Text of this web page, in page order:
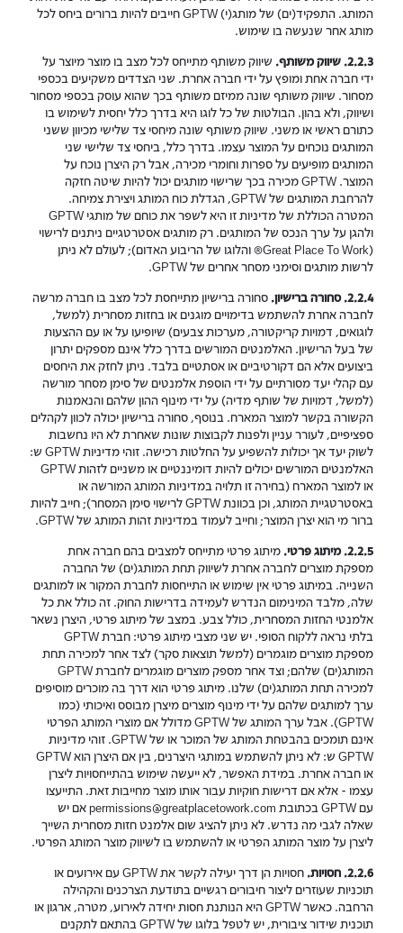
המותג. התפקיד(ים) של מותג(י) GPTW חייבים להיות ברורים ביחס לכל
מותג אחר שנעשה בו שימוש.
2.2.3. שיווק משותף.
שיווק משותף מתייחס לכל מצב בו מוצר מיוצר על
ידי חברה אחת ומופץ על ידי חברה אחרת. שני הצדדים משקיעים בכספי
מסחור. שיווק משותף שונה ממיזם משותף בכך שהוא עוסק בכספי מסחור
ושיווק, ולא בהון. הבולטות של כל לוגו היא בדרך כלל יחסית לשימוש בו
כתורם ראשי או משני. שיווק משותף שונה מיחסי צד שלישי מכיוון ששני
המותגים נוכחים על המוצר עצמו. בדרך כלל, ביחסי צד שלישי שני
המותגים מופיעים על ספרות וחומרי מכירה, אבל רק היצרן נוכח על
המוצר. GPTW מכירה בכך שרישוי מותגים יכול להיות שיטה חזקה
להרחבת המותגים של GPTW, הגדלת כוח המותג ויצירת צמיחה.
המטרה הכוללת של מדיניות זו היא לשפר את כוחם של מותגי GPTW
ולהגן על ערך הנכס של המותגים. רק מותגים אסטרטגיים ניתנים לרישוי
(Great Place To Work® והלוגו של הריבוע האדום); לעולם לא ניתן
לרשות מותגים וסימני מסחר אחרים של GPTW.
2.2.4. סחורה ברישיון.
סחורה ברישיון מתייחסת לכל מצב בו חברה מרשה
לחברה אחרת להשתמש בדימויים מוגנים או בחזות מסחרית (למשל,
לוגואים, דמויות קריקטורה, מערכות צבעים) שיופיעו על או עם ההצעות
של בעל הרישיון. האלמנטים המורשים בדרך כלל אינם מספקים יתרון
ביצועים אלא הם דקורטיביים או אסתטיים בלבד. ניתן לחזק את היחסים
עם קהלי יעד מסורתיים על ידי הוספת אלמנטים של סימן מסחר מורשה
(למשל, דמויות של שותף מדיה) על ידי מינוף ההון שלהם והנאמנות
הקשורה בקשר למוצר המארח. בנוסף, סחורה ברישיון יכולה לכוון לקהלים
ספציפיים, לעורר עניין ולפנות לקבוצות שונות שאחרת לא היו נחשבות
לשוק יעד אך יכולות להשפיע על החלטות רכישה. זוהי מדיניות GPTW ש:
האלמנטים המורשים יכולים להיות דומיננטיים או משניים לזהות GPTW
או למוצר המארח (בחירה זו תלויה במדיניות המותג המורשה או
באסטרטגיית המותג, וכן בכוונת GPTW לרישוי סימן המסחר); חייב להיות
ברור מי הוא יצרן המוצר; וחייב לעמוד במדיניות זהות המותג של GPTW.
2.2.5. מיתוג פרטי.
מיתוג פרטי מתייחס למצבים בהם חברה אחת
מספקת מוצרים לחברה אחרת לשיווק תחת המותג(ים) של החברה
השנייה. במיתוג פרטי אין שימוש או התייחסות לחברת המקור או למותגים
שלה, מלבד המינימום הנדרש לעמידה בדרישות החוק. זה כולל את כל
אלמנטי החזות המסחרית, כולל צבע. במצב של מיתוג פרטי, היצרן נשאר
בלתי נראה ללקוח הסופי. יש שני מצבי מיתוג פרטי: חברת GPTW
מספקת מוצרים מוגמרים (למשל תוצאות סקר) לצד אחר למכירה תחת
המותג(ים) שלהם; וצד אחר מספק מוצרים מוגמרים לחברת GPTW
למכירה תחת המותג(ים) שלנו. מיתוג פרטי הוא דרך בה מוכרים מוסיפים
ערך למותגים שלהם על ידי מינוף מוצרים מיצרן מבוסס ואיכותי (כמו
GPTW). אבל ערך המותג של GPTW מדולל אם מוצרי המותג הפרטי
אינם תומכים בהבטחת המותג של המוכר או של GPTW. זוהי מדיניות
GPTW ש: לא ניתן להשתמש במותגי היצרנים, בין אם היצרן הוא GPTW
או חברה אחרת. במידת האפשר, לא ייעשה שימוש בהתייחסויות ליצרן
עצמו - אלא אם דרישות חוקיות עבור אותו מוצר מחייבות זאת. התייעצו
עם GPTW בכתובת permissions@greatplacetowork.com אם יש
שאלה לגבי מה נדרש. לא ניתן להציג שום אלמנט חזות מסחרית השייך
ליצרן על מוצר המותג הפרטי או להשתמש בו לשיווק מוצר המותג הפרטי.
2.2.6. חסויות.
חסויות הן דרך יעילה לקשר את GPTW עם אירועים או
תוכניות שעוזרים ליצור חיבורים רגשיים בתודעת הצרכנים והקהילה
הרחבה. כאשר GPTW היא הנותנת חסות יחידה לאירוע, מטרה, ארגון או
תוכנית שידור ציבורית, יש לטפל בלוגו של GPTW בהתאם לתקנים